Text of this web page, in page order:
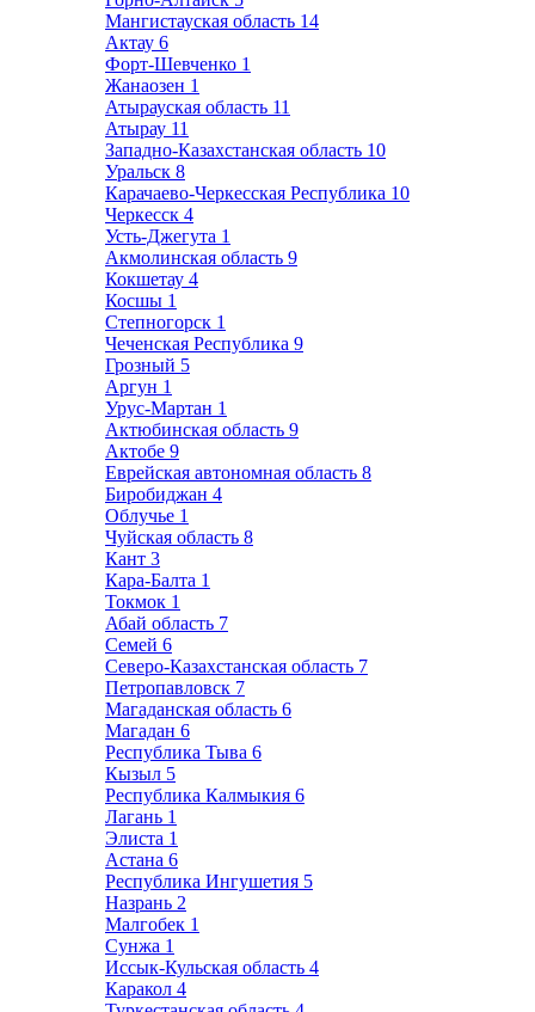
Мангистауская область 14
Актау 6
Форт-Шевченко 1
Жанаозен 1
Атырауская область 11
Атырау 11
Западно-Казахстанская область 10
Уральск 8
Карачаево-Черкесская Республика 10
Черкесск 4
Усть-Джегута 1
Акмолинская область 9
Кокшетау 4
Косшы 1
Степногорск 1
Чеченская Республика 9
Грозный 5
Аргун 1
Урус-Мартан 1
Актюбинская область 9
Актобе 9
Еврейская автономная область 8
Биробиджан 4
Облучье 1
Чуйская область 8
Кант 3
Кара-Балта 1
Токмок 1
Абай область 7
Семей 6
Северо-Казахстанская область 7
Петропавловск 7
Магаданская область 6
Магадан 6
Республика Тыва 6
Кызыл 5
Республика Калмыкия 6
Лагань 1
Элиста 1
Астана 6
Республика Ингушетия 5
Назрань 2
Малгобек 1
Сунжа 1
Иссык-Кульская область 4
Каракол 4